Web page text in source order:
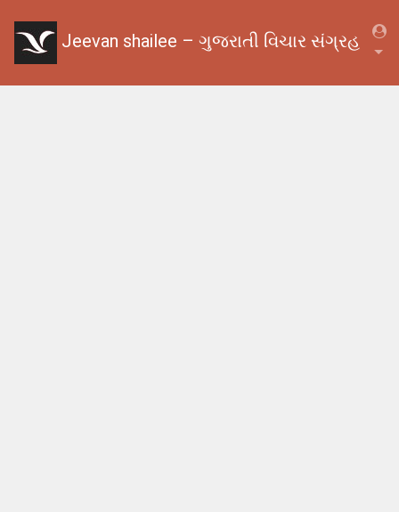
Jeevan shailee – ગુજરાતી વિચાર સંગ્રહ